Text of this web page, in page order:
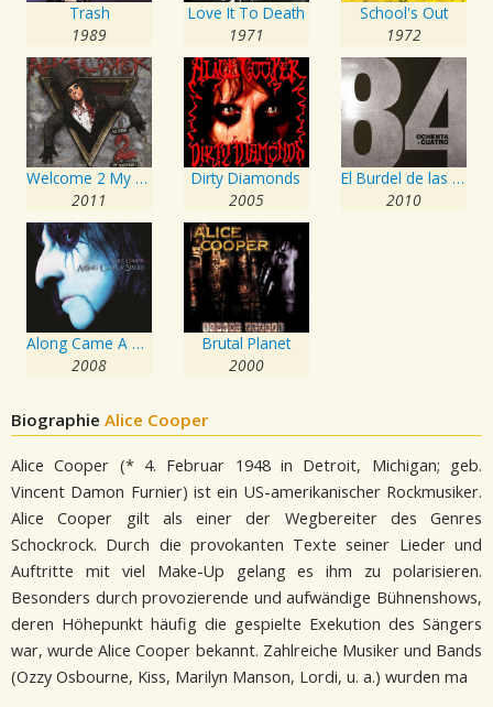
Trash
1989
Love It To Death
1971
School's Out
1972
Welcome 2 My Nightmare
2011
Dirty Diamonds
2005
El Burdel de las Sirenas
2010
Along Came A Spider
2008
Brutal Planet
2000
Biographie Alice Cooper
Alice Cooper (* 4. Februar 1948 in Detroit, Michigan; geb.
Vincent Damon Furnier) ist ein US-amerikanischer Rockmusiker.
Alice Cooper gilt als einer der Wegbereiter des Genres
Schockrock. Durch die provokanten Texte seiner Lieder und
Auftritte mit viel Make-Up gelang es ihm zu polarisieren.
Besonders durch provozierende und aufwändige Bühnenshows,
deren Höhepunkt häufig die gespielte Exekution des Sängers
war, wurde Alice Cooper bekannt. Zahlreiche Musiker und Bands
(Ozzy Osbourne, Kiss, Marilyn Manson, Lordi, u. a.) wurden ma